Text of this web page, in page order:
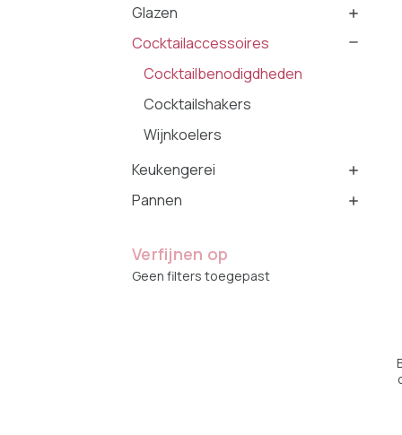
Glazen
Cocktailaccessoires
Cocktailbenodigdheden
Cocktailshakers
Wijnkoelers
Keukengerei
Pannen
Verfijnen op
Geen filters toegepast